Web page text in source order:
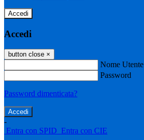
Accedi
Accedi
button close ×
Nome Utente
Password
Password dimenticata?
-
Entra con SPID Entra con CIE